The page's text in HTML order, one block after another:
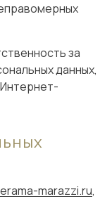
за
данных,
marazzi.ru,